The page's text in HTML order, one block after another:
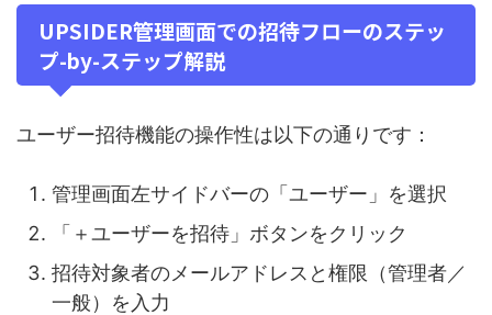
UPSIDER管理画面での招待フローのステッ
プ-by-ステップ解説
ユーザー招待機能の操作性は以下の通りです：
管理画面左サイドバーの「ユーザー」を選択
「＋ユーザーを招待」ボタンをクリック
招待対象者のメールアドレスと権限（管理者／
一般）を入力